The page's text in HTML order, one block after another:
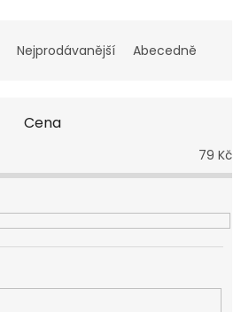
Nejprodávanější Abecedně
Cena
79 Kč